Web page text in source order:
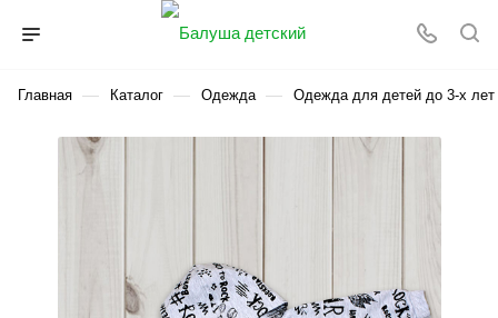
Главная — Каталог — Одежда — Одежда для детей до 3-х лет